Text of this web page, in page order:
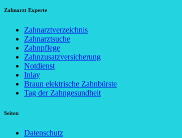
Zahnarzt Experte
Zahnarztverzeichnis
Zahnarztsuche
Zahnpflege
Zahnzusatzversicherung
Notdienst
Inlay
Braun elektrische Zahnbürste
Tag der Zahngesundheit
Seiten
Datenschutz